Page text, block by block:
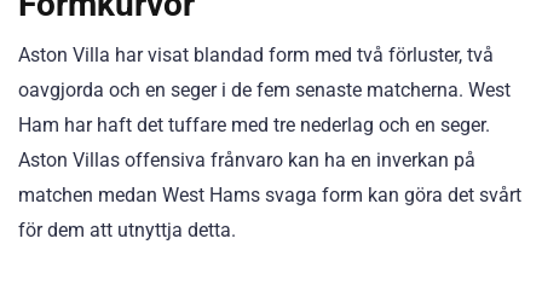
Aston Villa har visat blandad form med två förluster, två
oavgjorda och en seger i de fem senaste matcherna. West
Ham har haft det tuffare med tre nederlag och en seger.
Aston Villas offensiva frånvaro kan ha en inverkan på
matchen medan West Hams svaga form kan göra det svårt
för dem att utnyttja detta.